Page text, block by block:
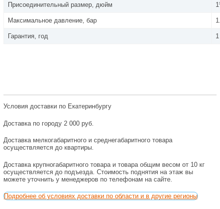
Присоединительный размер, дюйм
Максимальное давление, бар
Гарантия, год 1
Условия доставки по Екатеринбургу
Доставка по городу 2 000 руб.
Доставка мелкогабаритного и среднегабаритного товара
осуществляется до квартиры.
Доставка крупногабаритного товара и товара общим весом от 10 кг
осуществляется до подъезда. Стоимость поднятия на этаж вы
можете уточнить у менеджеров по телефонам на сайте.
Подробнее об условиях доставки по области и в другие регионы